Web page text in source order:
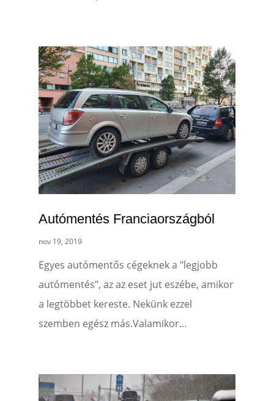
Autómentés Franciaországból
nov 19, 2019
Egyes autómentős cégeknek a "legjobb
autómentés", az az eset jut eszébe, amikor
a legtöbbet kereste. Nekünk ezzel
szemben egész más.Valamikor...